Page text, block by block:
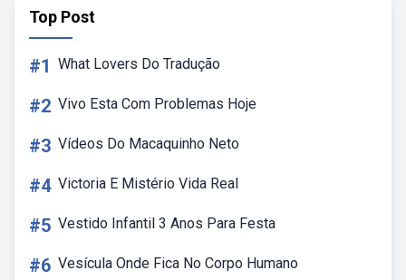
Top Post
#1 What Lovers Do Tradução
#2 Vivo Esta Com Problemas Hoje
#3 Vídeos Do Macaquinho Neto
#4 Victoria E Mistério Vida Real
#5 Vestido Infantil 3 Anos Para Festa
#6 Vesícula Onde Fica No Corpo Humano